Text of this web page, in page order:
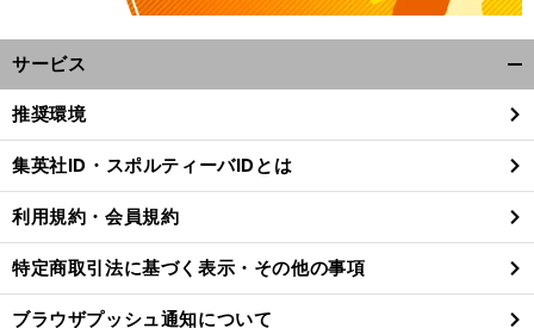
サービス
閉
る
推奨環境
集英社ID・スポルティーバIDとは
利用規約・会員規約
特定商取引法に基づく表示・その他の事項
ブラウザプッシュ通知について